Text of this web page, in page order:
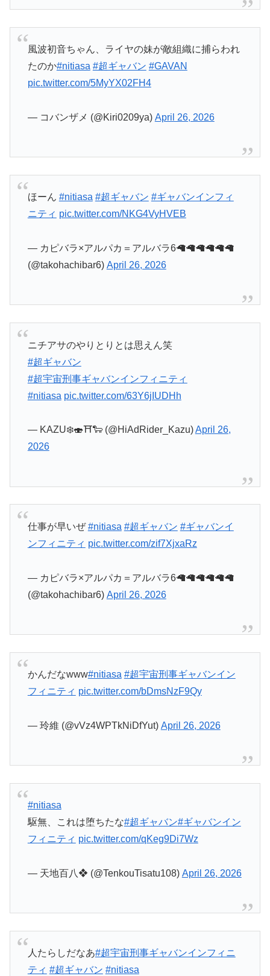
風波初音ちゃん、ライヤの妹が敵組織に捕らわれ
たのか#nitiasa #超ギャバン #GAVAN
pic.twitter.com/5MyYX02FH4
— コバンザメ (@Kiri0209ya) April 26, 2026
ほーん #nitiasa #超ギャバン #ギャバンインフィ
ニティ pic.twitter.com/NKG4VyHVEB
— カピバラ×アルパカ＝アルバラ6🦙🦙🦙🦙🦙🦙
(@takohachibar6) April 26, 2026
ニチアサのやりとりとは思えん笑
#超ギャバン
#超宇宙刑事ギャバンインフィニティ
#nitiasa pic.twitter.com/63Y6jIUDHh
— KAZU❄️🍣⛩🐑 (@HiAdRider_Kazu)April 26,
2026
仕事が早いぜ#nitiasa #超ギャバン #ギャバンイ
ンフィニティ pic.twitter.com/zif7XjxaRz
— カピバラ×アルパカ＝アルバラ6🦙🦙🦙🦙🦙🦙
(@takohachibar6) April 26, 2026
かんだなwww#nitiasa #超宇宙刑事ギャバンイン
フィニティ pic.twitter.com/bDmsNzF9Qy
— 玲維 (@vVz4WPTkNiDfYut) April 26, 2026
#nitiasa
駆無、これは堕ちたな#超ギャバン#ギャバンイン
フィニティ pic.twitter.com/qKeg9Di7Wz
— 天地百八❖ (@TenkouTisatu108) April 26, 2026
人たらしだなあ#超宇宙刑事ギャバンインフィニ
ティ #超ギャバン #nitiasa